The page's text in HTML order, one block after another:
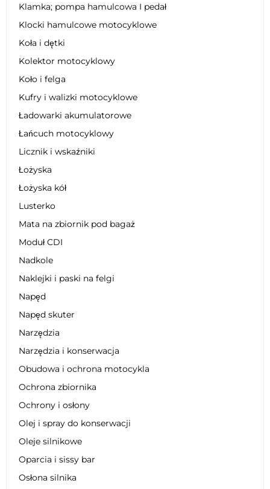
Klamka; pompa hamulcowa I pedał
Klocki hamulcowe motocyklowe
Koła i dętki
Kolektor motocyklowy
Koło i felga
Kufry i walizki motocyklowe
Ładowarki akumulatorowe
Łańcuch motocyklowy
Licznik i wskaźniki
Łożyska
Łożyska kół
Lusterko
Mata na zbiornik pod bagaż
Moduł CDI
Nadkole
Naklejki i paski na felgi
Napęd
Napęd skuter
Narzędzia
Narzędzia i konserwacja
Obudowa i ochrona motocykla
Ochrona zbiornika
Ochrony i osłony
Olej i spray do konserwacji
Oleje silnikowe
Oparcia i sissy bar
Osłona silnika